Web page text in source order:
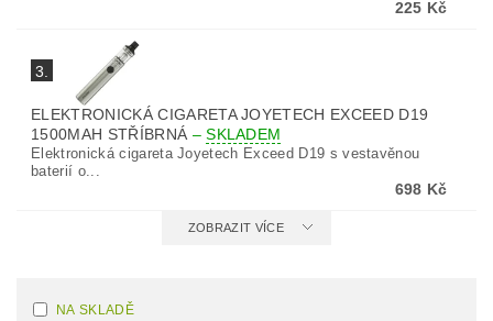
225 Kč
3.
ELEKTRONICKÁ CIGARETA JOYETECH EXCEED D19
1500MAH STŘÍBRNÁ –SKLADEM
Elektronická cigareta Joyetech Exceed D19 s vestavěnou
baterií o...
698 Kč
ZOBRAZIT VÍCE
NA SKLADĚ